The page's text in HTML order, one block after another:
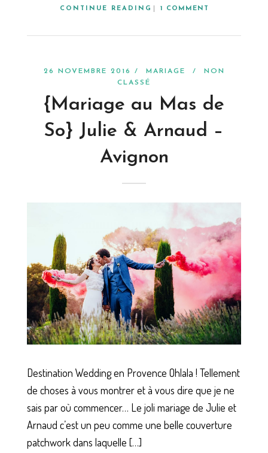
CONTINUE READING 1 COMMENT
26 NOVEMBRE 2016 / MARIAGE /
NON
CLASSÉ
{Mariage au Mas de
So} Julie & Arnaud –
Avignon
Destination Wedding en Provence Ohlala ! Tellement
de choses à vous montrer et à vous dire que je ne
sais par où commencer… Le joli mariage de Julie et
Arnaud c’est un peu comme une belle couverture
patchwork dans laquelle […]